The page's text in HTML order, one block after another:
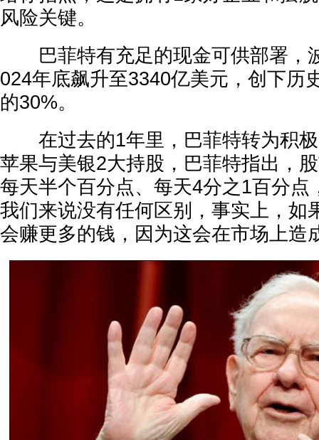
风险关键。
巴菲特有充足的现金可供部署，
024年底飙升至3340亿美元，创下历
的30%。
在过去的1年里，巴菲特转为积极
苹果与美银2大持股，巴菲特指出，
每天半个百分点、每天4分之1百分点
我们来说没有任何区别，事实上，如
会赚更多的钱，因为这会在市场上造